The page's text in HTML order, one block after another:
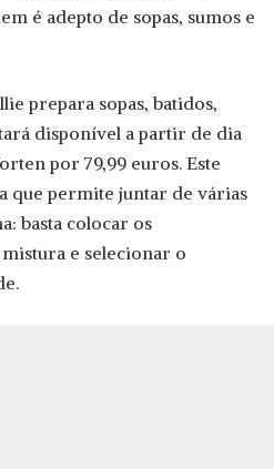
é adepto de sopas, sumos e
prepara sopas, batidos,
disponível a partir de dia
por 79,99 euros. Este
que permite juntar de várias
basta colocar os
e selecionar o